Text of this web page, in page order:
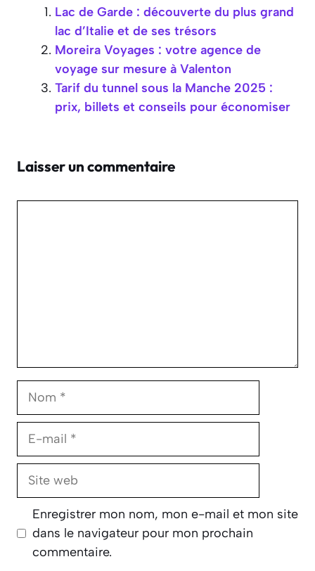
Lac de Garde : découverte du plus grand
lac d’Italie et de ses trésors
Moreira Voyages : votre agence de
voyage sur mesure à Valenton
Tarif du tunnel sous la Manche 2025 :
prix, billets et conseils pour économiser
Laisser un commentaire
Nom
E-
Site
Enregistrer mon nom, mon e-mail et mon site
dans le navigateur pour mon prochain
commentaire.